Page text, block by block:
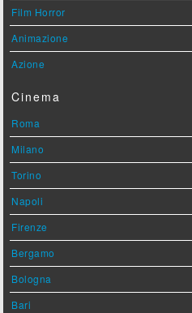
Film Horror
Animazione
Azione
Cinema
Roma
Milano
Torino
Napoli
Firenze
Bergamo
Bologna
Bari